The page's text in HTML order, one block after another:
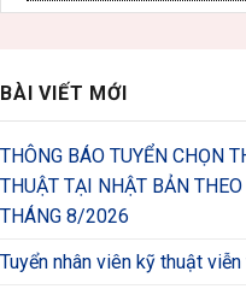
BÀI VIẾT MỚI
THÔNG BÁO TUYỂN CHỌN
THUẬT TẠI NHẬT BẢN
THÁNG 8/2026
Tuyển nhân viên kỹ thuật